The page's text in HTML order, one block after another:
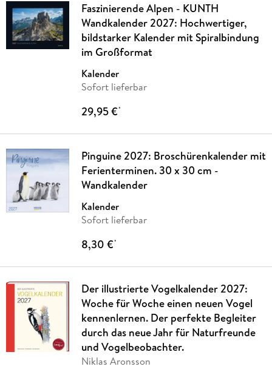
Faszinierende Alpen - KUNTH
Wandkalender 2027: Hochwertiger,
bildstarker Kalender mit Spiralbindung
im Großformat
Kalender
Sofort lieferbar
29,95 €*
Pinguine 2027: Broschürenkalender mit
Ferienterminen. 30 x 30 cm -
Wandkalender
Kalender
Sofort lieferbar
8,30 €*
Der illustrierte Vogelkalender 2027:
Woche für Woche einen neuen Vogel
kennenlernen. Der perfekte Begleiter
durch das neue Jahr für Naturfreunde
und Vogelbeobachter.
Niklas Aronsson